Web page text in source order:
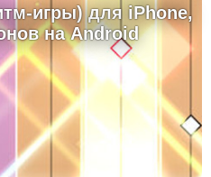
игры) для iPhone,
на Android